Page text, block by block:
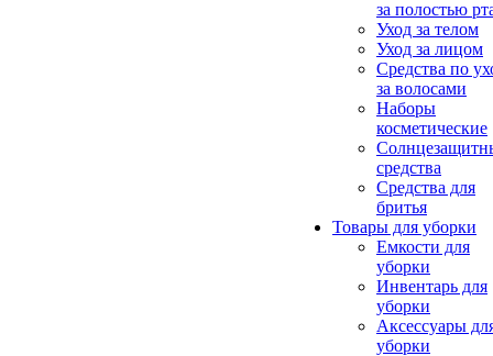
за полостью
Уход за телом
Уход за лицом
Средства по
за волосами
Наборы
косметические
средства
Средства для
бритья
Товары для уборки
Емкости для
уборки
Инвентарь для
уборки
Аксессуары
уборки